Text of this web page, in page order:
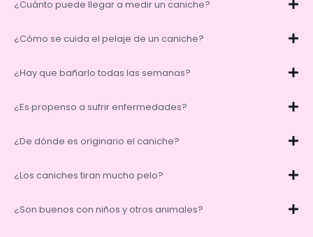
¿Cuánto puede llegar a medir un caniche?
¿Cómo se cuida el pelaje de un caniche?
¿Hay que bañarlo todas las semanas?
¿Es propenso a sufrir enfermedades?
¿De dónde es originario el caniche?
¿Los caniches tiran mucho pelo?
¿Son buenos con niños y otros animales?